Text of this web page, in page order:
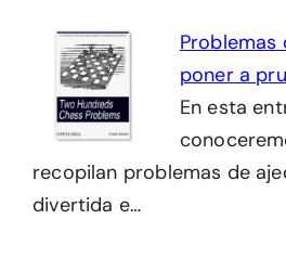
Problemas
poner a
En esta
recopilan problemas de
divertida e…